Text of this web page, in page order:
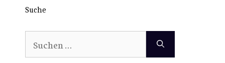
Suche
Suchen
nach: